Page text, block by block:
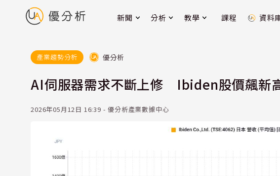
新聞 分析 教學 課程 資料
產業趨勢分析 優分析
AI伺服器需求不斷上修 Ibiden股價飆新
2026年05月12日 16:39 - 優分析產業數據中心